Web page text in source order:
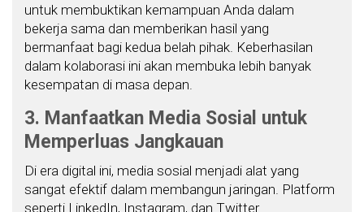
untuk membuktikan kemampuan Anda dalam
bekerja sama dan memberikan hasil yang
bermanfaat bagi kedua belah pihak. Keberhasilan
dalam kolaborasi ini akan membuka lebih banyak
kesempatan di masa depan.
3. Manfaatkan Media Sosial untuk
Memperluas Jangkauan
Di era digital ini, media sosial menjadi alat yang
sangat efektif dalam membangun jaringan. Platform
seperti LinkedIn, Instagram, dan Twitter